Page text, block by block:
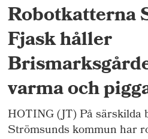
Robotkatterna
Fjask håller
varma och
HOTING (JT) På särskilda
Strömsunds kommun har